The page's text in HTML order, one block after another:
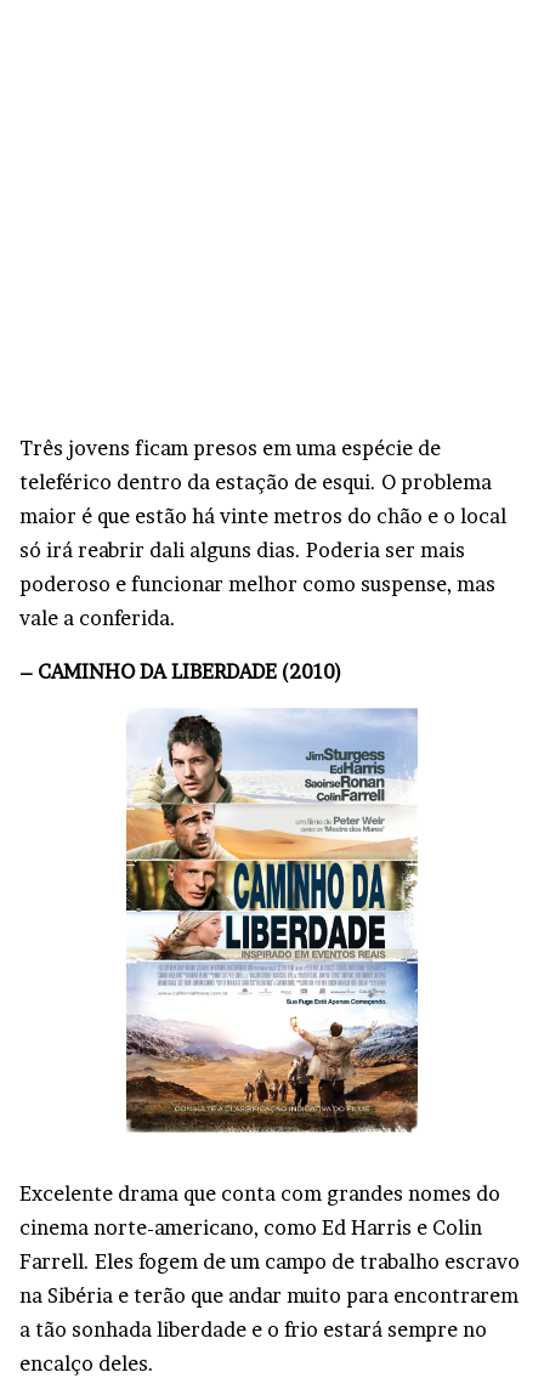
Três jovens ficam presos em uma espécie de
teleférico dentro da estação de esqui. O problema
maior é que estão há vinte metros do chão e o local
só irá reabrir dali alguns dias. Poderia ser mais
poderoso e funcionar melhor como suspense, mas
vale a conferida.
– CAMINHO DA LIBERDADE (2010)
Excelente drama que conta com grandes nomes do
cinema norte-americano, como Ed Harris e Colin
Farrell. Eles fogem de um campo de trabalho escravo
na Sibéria e terão que andar muito para encontrarem
a tão sonhada liberdade e o frio estará sempre no
encalço deles.